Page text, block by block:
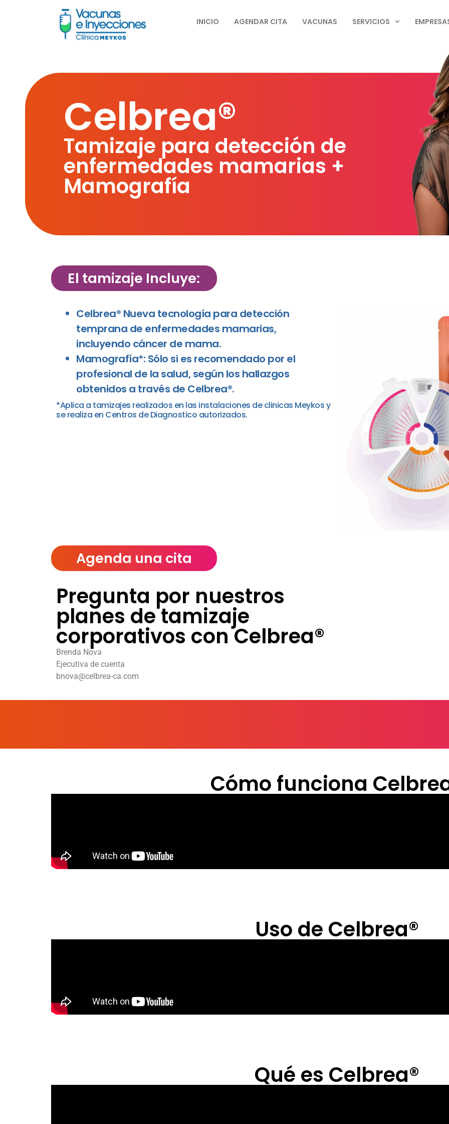
INICIO AGENDAR CITA VACUNAS SERVICIOS
Celbrea®
Tamizaje para detección de
enfermedades mamarias +
Mamografía
El tamizaje Incluye:
Celbrea® Nueva tecnología para detección
temprana de enfermedades mamarias,
incluyendo cáncer de mama.
Mamografía*: Sólo si es recomendado por el
profesional de la salud, según los hallazgos
obtenidos a través de Celbrea®.
*Aplica a tamizajes realizados en las instalaciones de clinicas Meykos y
se realiza en Centros de Diagnostico autorizados.
Agenda una cita
Pregunta por nuestros
planes de tamizaje
corporativos con Celbrea®
Brenda Nova
Ejecutiva de cuenta
bnova@celbrea-ca.com
Cómo funciona
Uso de Celbrea®
Qué es Celbrea®